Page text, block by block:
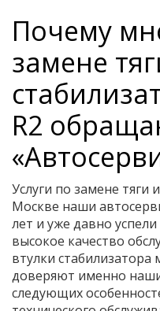
Почему
замене
R2
Услуги по замене тяги
Москве наши
лет и уже давно
высокое качество
втулки
доверяют именно
следующих